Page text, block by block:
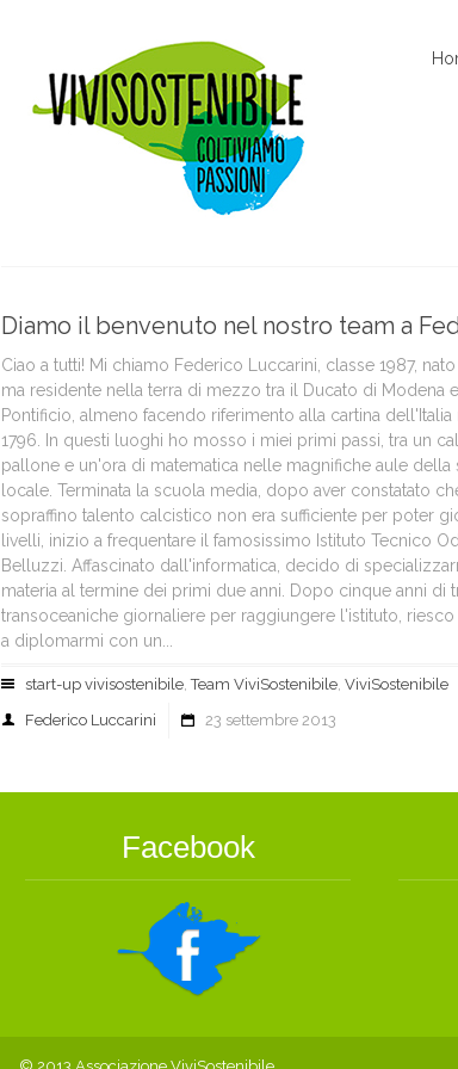
Diamo il benvenuto nel nostro team a
Ciao a tutti! Mi chiamo Federico Luccarini, classe 1987,
ma residente nella terra di mezzo tra il Ducato di Modena
Pontificio, almeno facendo riferimento alla cartina dell'Italia
1796. In questi luoghi ho mosso i miei primi passi, tra un
pallone e un'ora di matematica nelle magnifiche aule della
locale. Terminata la scuola media, dopo aver constatato
sopraffino talento calcistico non era sufficiente per poter
livelli, inizio a frequentare il famosissimo Istituto Tecnico
Belluzzi. Affascinato dall'informatica, decido di
materia al termine dei primi due anni. Dopo cinque anni di
transoceaniche giornaliere per raggiungere l'istituto,
a diplomarmi con un...
start-up vivisostenibile,Team ViviSostenibile, ViviSostenibile
Federico Luccarini
23 settembre 2013
Facebook